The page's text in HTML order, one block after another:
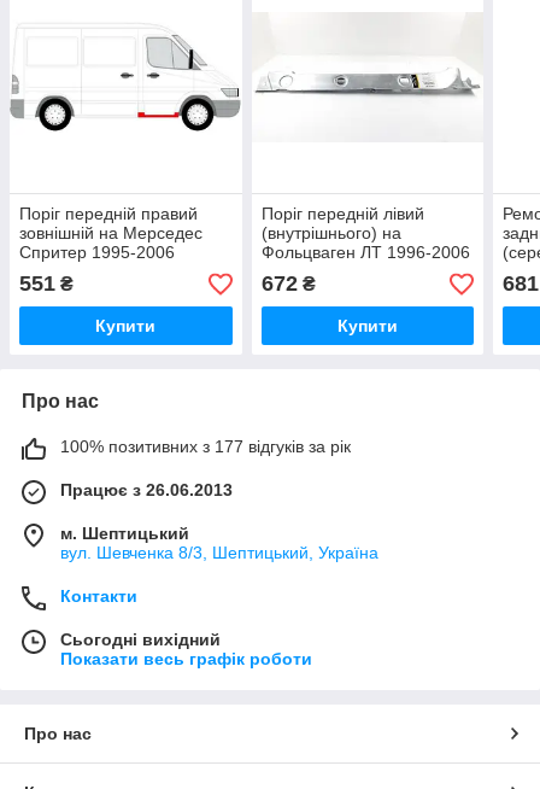
Поріг передній правий
зовнішній на Мерседес
Спритер 1995-2006
Blic6506356048P
551 ₴
Купити
Поріг передній лівий
(внутрішнього) на
Фольцваген ЛТ 1996-2006
Blic(Польща)
6505063546041P
672₴
Купити
681
Про нас
100% позитивних з 177 відгуків за рік
Працює з 26.06.2013
м. Шептицький
вул. Шевченка 8/3, Шептицький, Україна
Контакти
Сьогодні вихідний
Показати весь графік роботи
Про нас